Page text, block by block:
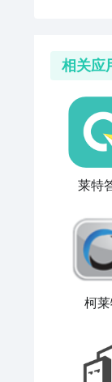
相关应
莱特
柯